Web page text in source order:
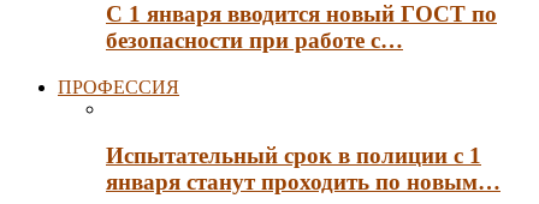
С 1 января вводится новый ГОСТ по
безопасности при работе с…
ПРОФЕССИЯ
Испытательный срок в полиции с 1
января станут проходить по новым…